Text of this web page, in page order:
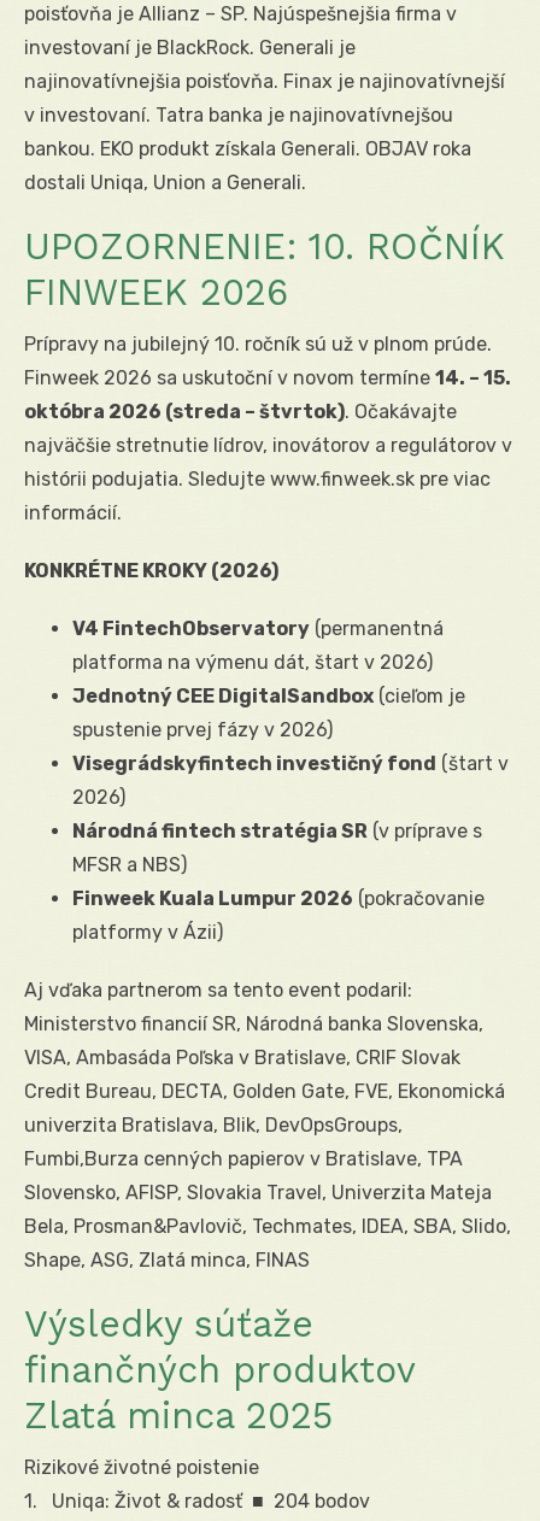
poisťovňa je Allianz – SP. Najúspešnejšia firma v
investovaní je BlackRock. Generali je
najinovatívnejšia poisťovňa. Finax je najinovatívnejší
v investovaní. Tatra banka je najinovatívnejšou
bankou. EKO produkt získala Generali. OBJAV roka
dostali Uniqa, Union a Generali.
UPOZORNENIE: 10. ROČNÍK
FINWEEK 2026
Prípravy na jubilejný 10. ročník sú už v plnom prúde.
Finweek 2026 sa uskutoční v novom termíne 14. – 15.
októbra 2026 (streda – štvrtok). Očakávajte
najväčšie stretnutie lídrov, inovátorov a regulátorov v
histórii podujatia. Sledujte www.finweek.sk pre viac
informácií.
KONKRÉTNE KROKY (2026)
V4 FintechObservatory (permanentná
platforma na výmenu dát, štart v 2026)
Jednotný CEE DigitalSandbox (cieľom je
spustenie prvej fázy v 2026)
Visegrádskyfintech investičný fond (štart v
2026)
Národná fintech stratégia SR (v príprave s
MFSR a NBS)
Finweek Kuala Lumpur 2026 (pokračovanie
platformy v Ázii)
Aj vďaka partnerom sa tento event podaril:
Ministerstvo financií SR, Národná banka Slovenska,
VISA, Ambasáda Poľska v Bratislave, CRIF Slovak
Credit Bureau, DECTA, Golden Gate, FVE, Ekonomická
univerzita Bratislava, Blik, DevOpsGroups,
Fumbi,Burza cenných papierov v Bratislave, TPA
Slovensko, AFISP, Slovakia Travel, Univerzita Mateja
Bela, Prosman&Pavlovič, Techmates, IDEA, SBA, Slido,
Shape, ASG, Zlatá minca, FINAS
Výsledky súťaže
finančných produktov
Zlatá minca 2025
Rizikové životné poistenie
1. Uniqa: Život & radosť ■ 204 bodov